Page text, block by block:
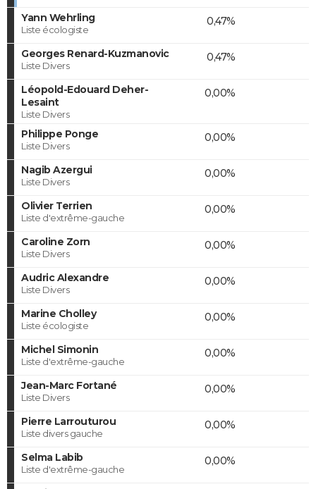
Yann Wehrling
Liste écologiste
0,47%
Georges Renard-Kuzmanovic
Liste Divers
0,47%
Léopold-Edouard Deher-
Lesaint
Liste Divers
0,00%
Philippe Ponge
Liste Divers
0,00%
Nagib Azergui
Liste Divers
0,00%
Olivier Terrien
Liste d'extrême-gauche
0,00%
Caroline Zorn
Liste Divers
0,00%
Audric Alexandre
Liste Divers
0,00%
Marine Cholley
Liste écologiste
0,00%
Michel Simonin
Liste d'extrême-gauche
0,00%
Jean-Marc Fortané
Liste Divers
0,00%
Pierre Larrouturou
Liste divers gauche
0,00%
Selma Labib
Liste d'extrême-gauche
0,00%